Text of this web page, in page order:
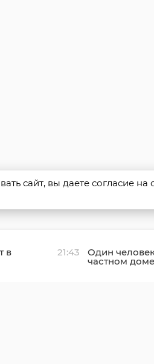
в 21:43 Один
частном
сайт, вы даете согласие